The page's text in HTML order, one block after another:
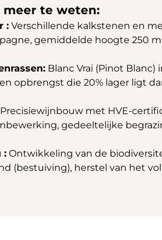
meer te weten:
: Verschillende kalkstenen en
gemiddelde hoogte 250
Blanc Vrai (Pinot
opbrengst die 20% lager ligt
Precisiewijnbouw met HVE-
gedeeltelijke
: Ontwikkeling van de
(bestuiving), herstel van het